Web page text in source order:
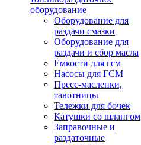
оборудование
Оборудование для
раздачи смазки
Оборудование для
раздачи и сбор масла
Ёмкости для гсм
Насосы для ГСМ
Пресс-масленки,
тавотницы
Тележки для бочек
Катушки со шлангом
Заправочные и
раздаточные